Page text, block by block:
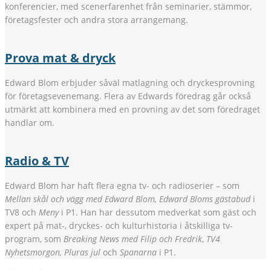
konferencier, med scenerfarenhet från seminarier, stämmor,
företagsfester och andra stora arrangemang.
Prova mat & dryck
Edward Blom erbjuder såväl matlagning och dryckesprovning
för företagsevenemang. Flera av Edwards föredrag går också
utmärkt att kombinera med en provning av det som föredraget
handlar om.
Radio & TV
Edward Blom har haft flera egna tv- och radioserier – som
Mellan skål och vägg med Edward Blom, Edward Bloms gästabud i
TV8 och Menyi P1. Han har dessutom medverkat som gäst och
expert på mat-, dryckes- och kulturhistoria i åtskilliga tv-
program, som Breaking News med Filip och Fredrik, TV4
Nyhetsmorgon, Pluras jul och Spanarna i P1.